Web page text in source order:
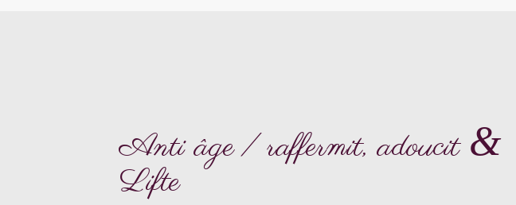
Anti âge / raffermit, adoucit &
Lifte